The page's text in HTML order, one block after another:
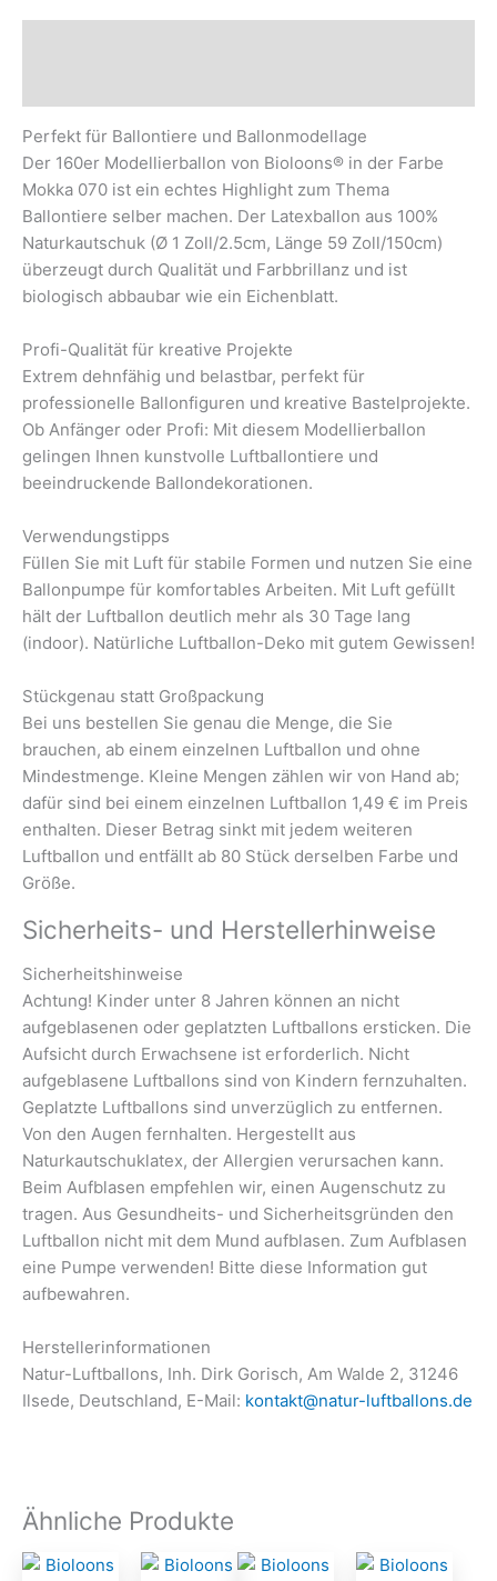
Perfekt für Ballontiere und Ballonmodellage
Der 160er Modellierballon von Bioloons® in der Farbe
Mokka 070 ist ein echtes Highlight zum Thema
Ballontiere selber machen. Der Latexballon aus 100%
Naturkautschuk (Ø 1 Zoll/2.5cm, Länge 59 Zoll/150cm)
überzeugt durch Qualität und Farbbrillanz und ist
biologisch abbaubar wie ein Eichenblatt.
Profi-Qualität für kreative Projekte
Extrem dehnfähig und belastbar, perfekt für
professionelle Ballonfiguren und kreative Bastelprojekte.
Ob Anfänger oder Profi: Mit diesem Modellierballon
gelingen Ihnen kunstvolle Luftballontiere und
beeindruckende Ballondekorationen.
Verwendungstipps
Füllen Sie mit Luft für stabile Formen und nutzen Sie eine
Ballonpumpe für komfortables Arbeiten. Mit Luft gefüllt
hält der Luftballon deutlich mehr als 30 Tage lang
(indoor). Natürliche Luftballon-Deko mit gutem Gewissen!
Stückgenau statt Großpackung
Bei uns bestellen Sie genau die Menge, die Sie
brauchen, ab einem einzelnen Luftballon und ohne
Mindestmenge. Kleine Mengen zählen wir von Hand ab;
dafür sind bei einem einzelnen Luftballon 1,49 € im Preis
enthalten. Dieser Betrag sinkt mit jedem weiteren
Luftballon und entfällt ab 80 Stück derselben Farbe und
Größe.
Sicherheits- und Herstellerhinweise
Sicherheitshinweise
Achtung! Kinder unter 8 Jahren können an nicht
aufgeblasenen oder geplatzten Luftballons ersticken. Die
Aufsicht durch Erwachsene ist erforderlich. Nicht
aufgeblasene Luftballons sind von Kindern fernzuhalten.
Geplatzte Luftballons sind unverzüglich zu entfernen.
Von den Augen fernhalten. Hergestellt aus
Naturkautschuklatex, der Allergien verursachen kann.
Beim Aufblasen empfehlen wir, einen Augenschutz zu
tragen. Aus Gesundheits- und Sicherheitsgründen den
Luftballon nicht mit dem Mund aufblasen. Zum Aufblasen
eine Pumpe verwenden! Bitte diese Information gut
aufbewahren.
Herstellerinformationen
Natur-Luftballons, Inh. Dirk Gorisch, Am Walde 2, 31246
Ilsede, Deutschland, E-Mail: kontakt@natur-luftballons.de
Ähnliche Produkte